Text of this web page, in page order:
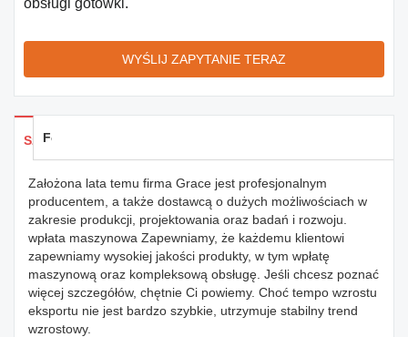
obsługi gotówki.
WYŚLIJ ZAPYTANIE TERAZ
Szczegóły produktów
Feedback
Założona lata temu firma Grace jest profesjonalnym
producentem, a także dostawcą o dużych możliwościach w
zakresie produkcji, projektowania oraz badań i rozwoju.
wpłata maszynowa Zapewniamy, że każdemu klientowi
zapewniamy wysokiej jakości produkty, w tym wpłatę
maszynową oraz kompleksową obsługę. Jeśli chcesz poznać
więcej szczegółów, chętnie Ci powiemy. Choć tempo wzrostu
eksportu nie jest bardzo szybkie, utrzymuje stabilny trend
wzrostowy.